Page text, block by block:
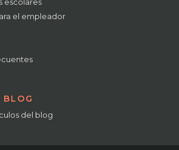
el empleador
BLOG
del blog